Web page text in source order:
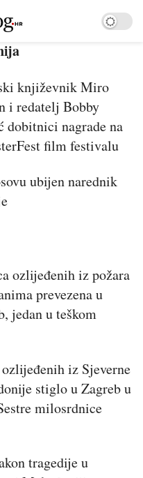
književnik Miro
i redatelj Bobby
dobitnici nagrade na
film festivalu
ubijen narednik
ozlijeđenih iz požara
prevezena u
jedan u teškom
iz Sjeverne
stiglo u Zagreb u
milosrdnice
tragedije u